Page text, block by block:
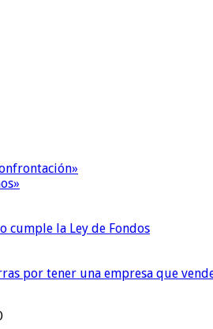
cumple la Ley de Fondos
por tener una empresa que